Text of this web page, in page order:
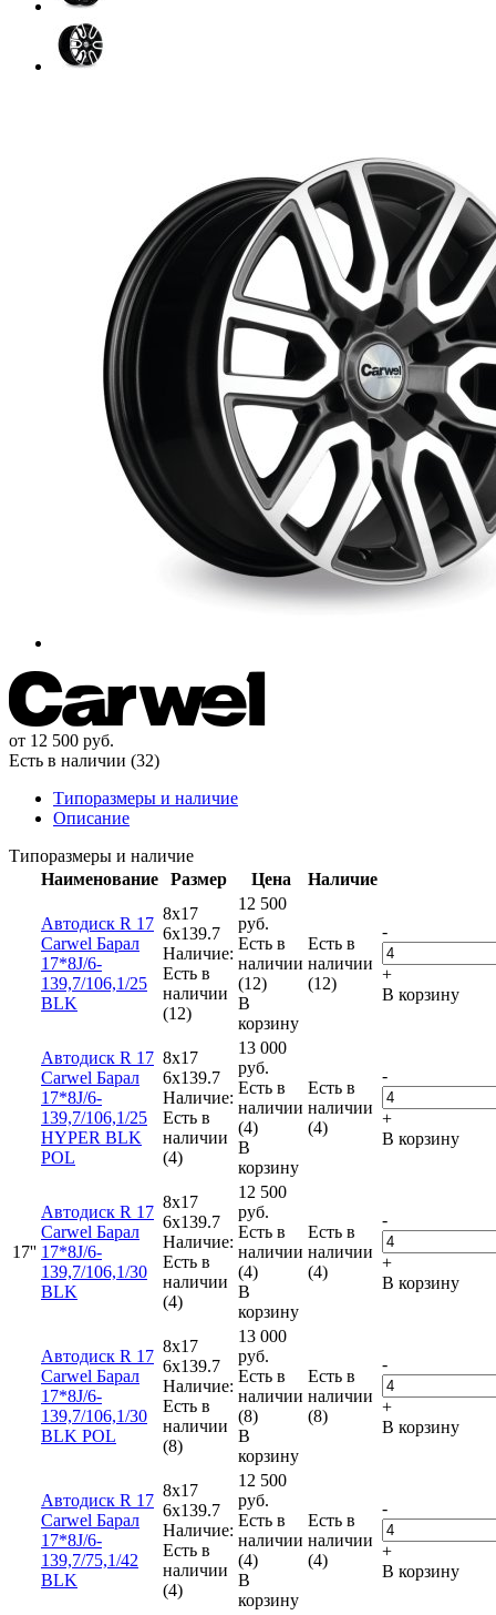
от 12 500 руб.
Есть в наличии (32)
Типоразмеры и наличие
Описание
Типоразмеры и наличие
Наименование
Размер Цена Наличие
17''
Автодиск R 17
Carwel Барал
17*8J/6-
139,7/106,1/25
BLK
8x17
6x139.7
Наличие:
Есть в
наличии
(12)
12 500
руб.
Есть в
наличии
(12)
В
корзину
Есть в
наличии
(12)
-
+
В корзину
Автодиск R 17
Carwel Барал
17*8J/6-
139,7/106,1/25
HYPER BLK
POL
8x17
6x139.7
Наличие:
Есть в
наличии
(4)
13 000
руб.
Есть в
наличии
(4)
В
корзину
Есть в
наличии
(4)
-
+
В корзину
Автодиск R 17
Carwel Барал
17*8J/6-
139,7/106,1/30
BLK
8x17
6x139.7
Наличие:
Есть в
наличии
(4)
12 500
руб.
Есть в
наличии
(4)
В
корзину
Есть в
наличии
(4)
-
+
В корзину
Автодиск R 17
Carwel Барал
17*8J/6-
139,7/106,1/30
BLK POL
8x17
6x139.7
Наличие:
Есть в
наличии
(8)
13 000
руб.
Есть в
наличии
(8)
В
корзину
Есть в
наличии
(8)
-
+
В корзину
Автодиск R 17
Carwel Барал
17*8J/6-
139,7/75,1/42
BLK
8x17
6x139.7
Наличие:
Есть в
наличии
(4)
12 500
руб.
Есть в
наличии
(4)
В
корзину
Есть в
наличии
(4)
-
+
В корзину